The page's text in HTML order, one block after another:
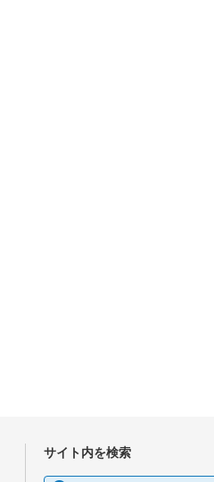
サイト内を検索